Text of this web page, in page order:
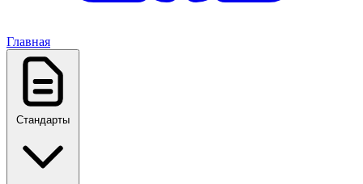
Главная
Стандарты